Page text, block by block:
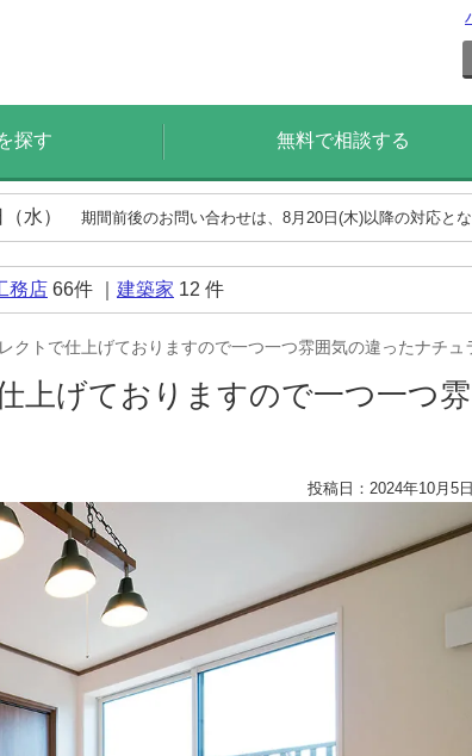
探す 無料で相談する
（水） 期間前後のお問い合わせは、8月20日(木)以降の対応と
務店 66件 ｜ 建築家 12 件
クトで仕上げておりますので一つ一つ雰囲気の違ったナチュ
上げておりますので一つ一つ
投稿日：2024年10月5日